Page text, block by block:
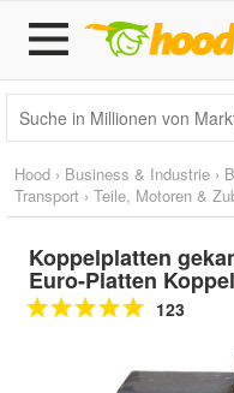
Hood › Business & Industrie ›
Transport › Teile, Motoren &
Koppelplatten
Euro-Platten
123